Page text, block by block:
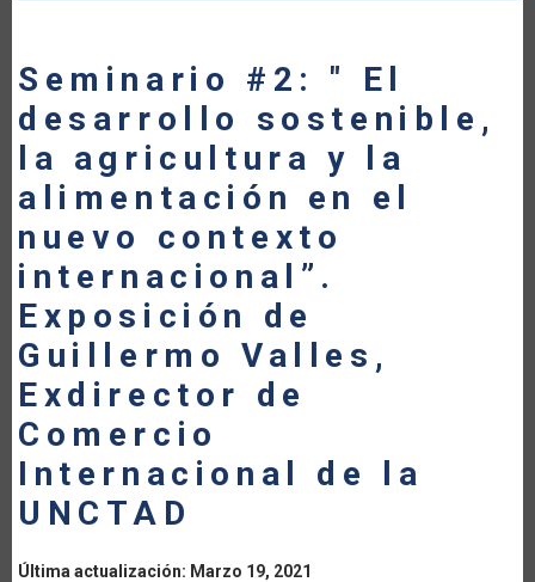
LA
NAVEGACIÓN
Seminario #2: " El
desarrollo sostenible,
la agricultura y la
alimentación en el
nuevo contexto
internacional”.
Exposición de
Guillermo Valles,
Exdirector de
Comercio
Internacional de la
UNCTAD
Última actualización: Marzo 19, 2021